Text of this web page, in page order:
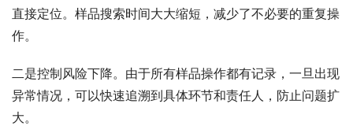
直接定位。样品搜索时间大大缩短，减少了不必要的重复操
作。
二是控制风险下降。由于所有样品操作都有记录，一旦出现
异常情况，可以快速追溯到具体环节和责任人，防止问题扩
大。